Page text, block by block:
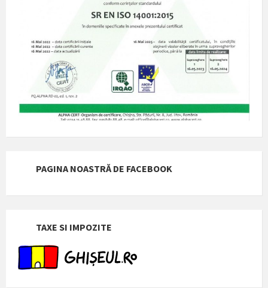
PAGINA NOASTRĂ DE FACEBOOK
TAXE SI IMPOZITE